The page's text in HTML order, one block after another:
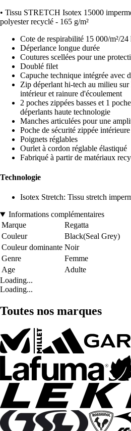
• Tissu STRETCH Isotex 15000
polyester recyclé - 165 g/m²
Cote de respirabilité 15 000/m²/24
Déperlance longue durée
Coutures scellées pour une
Doublé filet
Capuche technique intégrée avec
Zip déperlant hi-tech au milieu
intérieur et rainure d'écoulement
2 poches zippées basses et 1
déperlants haute technologie
Manches articulées pour une
Poche de sécurité zippée intérieure
Poignets réglables
Ourlet à cordon réglable élastiqué
Fabriqué à partir de matériaux
Technologie
Isotex Stretch: Tissu stretch
Informations complémentaires
Marque
Regatta
Couleur
Black(Seal Grey)
Couleur dominante Noir
Genre
Femme
Age
Adulte
Loading...
Loading...
Toutes nos marques